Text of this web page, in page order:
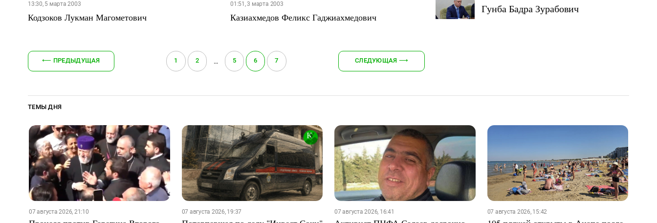
13:30, 5 марта 2003
Кодзоков Лукман Магометович
01:51, 3 марта 2003
Казиахмедов Феликс Гаджиахмедович
⟵ ПРЕДЫДУЩАЯ 1 2 … 5 6 7 СЛЕДУЮЩАЯ ⟶
Гунба Бадра Зурабович
ТЕМЫ ДНЯ
07 августа 2026, 21:10 07 августа 2026, 19:37 07 августа 2026, 16:41 07 августа 2026, 15:42